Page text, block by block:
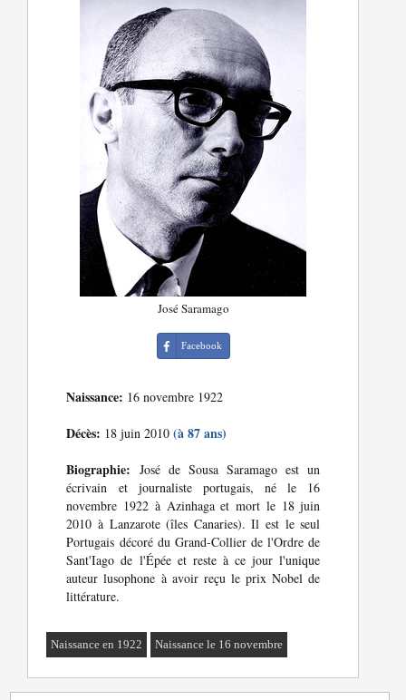
José Saramago
Facebook
Naissance: 16 novembre 1922
Décès: 18 juin 2010(à 87 ans)
Biographie: José de Sousa Saramago est un
écrivain et journaliste portugais, né le 16
novembre 1922 à Azinhaga et mort le 18 juin
2010 à Lanzarote (îles Canaries). Il est le seul
Portugais décoré du Grand-Collier de l'Ordre de
Sant'Iago de l'Épée et reste à ce jour l'unique
auteur lusophone à avoir reçu le prix Nobel de
littérature.
Naissance en 1922 Naissance le 16 novembre